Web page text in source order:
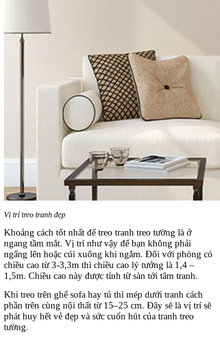
Vị trí treo tranh đẹp
Khoảng cách tốt nhất để treo tranh treo tường là ở
ngang tầm mắt. Vị trí như vậy để bạn không phải
ngẩng lên hoặc cúi xuống khi ngắm. Đối với phòng có
chiều cao từ 3-3,3m thì chiều cao lý tưởng là 1,4 –
1,5m. Chiều cao này được tính từ sàn tới tâm tranh.
Khi treo trên ghế sofa hay tủ thì mép dưới tranh cách
phần trên cùng nội thất từ 15–25 cm. Đây sẽ là vị trí sẽ
phát huy hết vẻ đẹp và sức cuốn hút của tranh treo
tường.